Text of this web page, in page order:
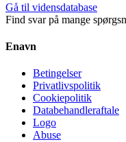
Gå til vidensdatabase
Find svar på mange
Enavn
Betingelser
Privatlivspolitik
Cookiepolitik
Databehandleraftale
Logo
Abuse